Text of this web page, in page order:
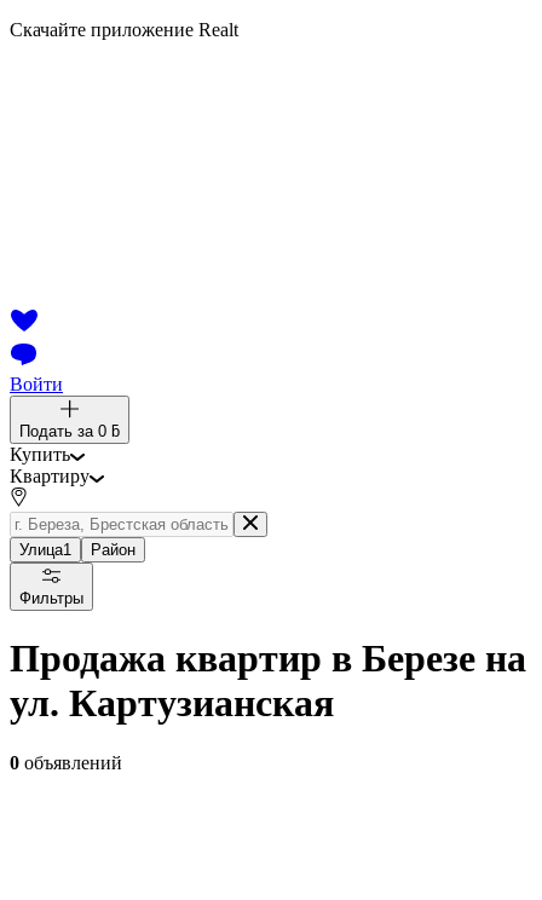
Скачайте приложение Realt
Войти
Подать за 0 ƃ
Купить
Квартиру
Улица1 Район
Фильтры
Продажа квартир в Березе на
ул. Картузианская
0 объявлений